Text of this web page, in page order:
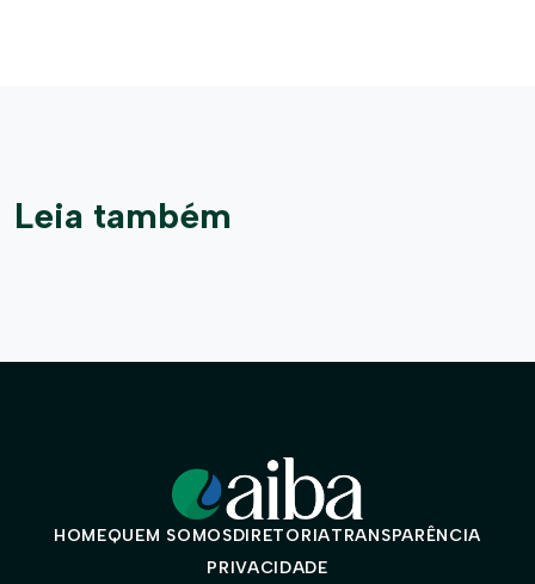
Leia também
HOMEQUEM SOMOSDIRETORIATRANSPARÊNCIA
PRIVACIDADE